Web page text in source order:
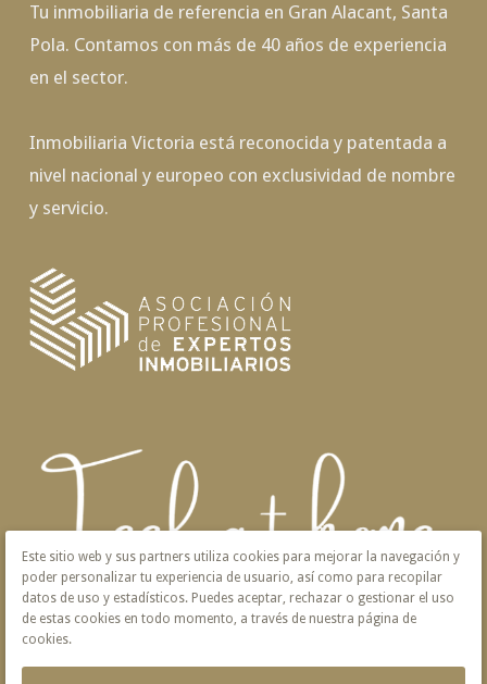
Tu inmobiliaria de referencia en Gran Alacant, Santa
Pola. Contamos con más de 40 años de experiencia
en el sector.
Inmobiliaria Victoria está reconocida y patentada a
nivel nacional y europeo con exclusividad de nombre
y servicio.
Este sitio web y sus partners utiliza cookies para mejorar la navegación y
poder personalizar tu experiencia de usuario, así como para recopilar
datos de uso y estadísticos. Puedes aceptar, rechazar o gestionar el uso
de estas cookies en todo momento, a través de nuestra página de
cookies.